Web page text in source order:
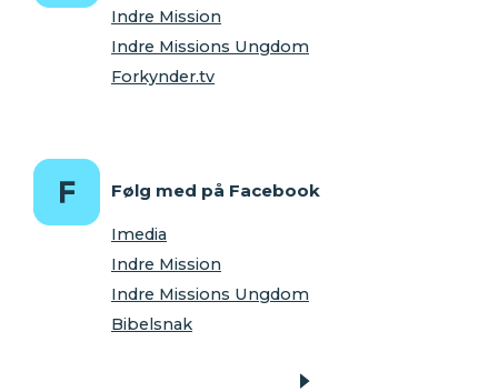
Indre Mission
Indre Missions Ungdom
Forkynder.tv
Følg med på Facebook
Imedia
Indre Mission
Indre Missions Ungdom
Bibelsnak